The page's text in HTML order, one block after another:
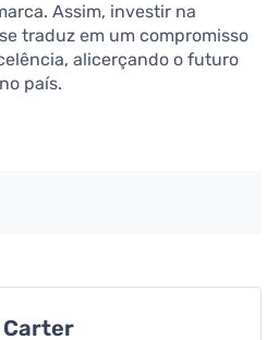
Assim, investir na
traduz em um compromisso
alicerçando o futuro
país.
Carter